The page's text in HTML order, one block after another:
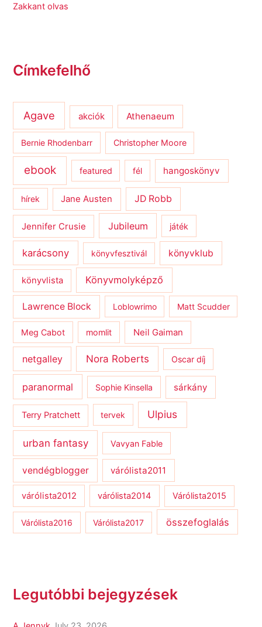
Zakkant olvas
Címkefelhő
Agave akciók Athenaeum
Bernie Rhodenbarr Christopher Moore
ebook featured fél hangoskönyv
hírek Jane Austen JD Robb
Jennifer Crusie Jubileum játék
karácsony könyvfesztivál könyvklub
könyvlista Könyvmolyképző
Lawrence Block Loblowrimo Matt Scudder
Meg Cabot momlit Neil Gaiman
netgalley Nora Roberts Oscar díj
paranormal Sophie Kinsella sárkány
Terry Pratchett tervek Ulpius
urban fantasy Vavyan Fable
vendégblogger várólista2011
várólista2012 várólista2014 Várólista2015
Várólista2016 Várólista2017 összefoglalás
Legutóbbi bejegyzések